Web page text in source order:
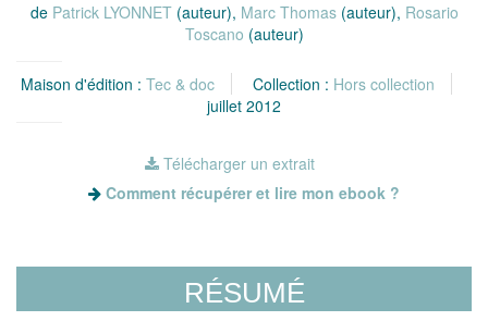
de Patrick LYONNET(auteur), Marc Thomas(auteur), Rosario
Toscano (auteur)
Maison d'édition : Tec & doc Collection : Hors collection
juillet 2012
Télécharger un extrait
Comment récupérer et lire mon ebook ?
RÉSUMÉ